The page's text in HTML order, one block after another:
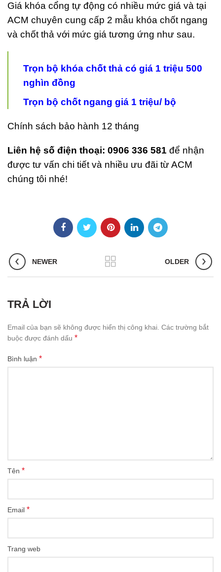
Giá khóa cổng tự động có nhiều mức giá và tại
ACM chuyên cung cấp 2 mẫu khóa chốt ngang
và chốt thả với mức giá tương ứng như sau.
Trọn bộ khóa chốt thả có giá 1 triệu 500
nghìn đồng
Trọn bộ chốt ngang giá 1 triệu/ bộ
Chính sách bảo hành 12 tháng
Liên hệ số điện thoại: 0906 336 581 để nhận
được tư vấn chi tiết và nhiều ưu đãi từ ACM
chúng tôi nhé!
NEWER OLDER
TRẢ LỜI
Email của bạn sẽ không được hiển thị công khai. Các trường bắt
buộc được đánh dấu *
Bình luận *
Tên *
Email *
Trang web